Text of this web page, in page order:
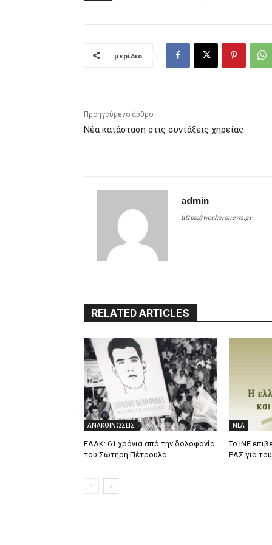
μερίδιο
Προηγούμενο άρθρο
Νέα κατάσταση στις συντάξεις χηρείας
admin
https://workersnews.gr
RELATED ARTICLES
ΑΝΑΚΟΙΝΩΣΕΙΣ
ΕΑΑΚ: 61 χρόνια από την δολοφονία
του Σωτήρη Πέτρουλα
ΝΕΑ
Το ΙΝΕ
ΕΑΣ για